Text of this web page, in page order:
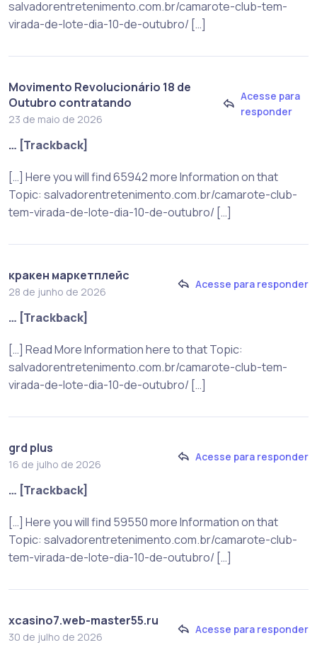
salvadorentretenimento.com.br/camarote-club-tem-
virada-de-lote-dia-10-de-outubro/ […]
Movimento Revolucionário 18 de
Outubro contratando
23 de maio de 2026
Acesse para
responder
… [Trackback]
[…] Here you will find 65942 more Information on that
Topic: salvadorentretenimento.com.br/camarote-club-
tem-virada-de-lote-dia-10-de-outubro/ […]
кракен маркетплейс
28 de junho de 2026
Acesse para responder
… [Trackback]
[…] Read More Information here to that Topic:
salvadorentretenimento.com.br/camarote-club-tem-
virada-de-lote-dia-10-de-outubro/ […]
grd plus
16 de julho de 2026
Acesse para responder
… [Trackback]
[…] Here you will find 59550 more Information on that
Topic: salvadorentretenimento.com.br/camarote-club-
tem-virada-de-lote-dia-10-de-outubro/ […]
xcasino7.web-master55.ru
30 de julho de 2026
Acesse para responder